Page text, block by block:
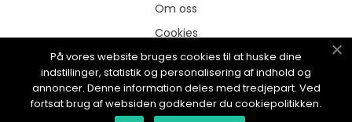
Om oss
Cookies
Kontakt Oss
Sitemap
På vores website bruges cookies til at huske dine
indstillinger, statistik og personalisering af indhold og
annoncer. Denne information deles med tredjepart. Ved
fortsat brug af websiden godkender du cookiepolitikken.